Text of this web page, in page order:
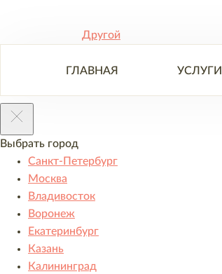
Другой
ГЛАВНАЯ УСЛУГИ
Выбрать город
Санкт-Петербург
Москва
Владивосток
Воронеж
Екатеринбург
Казань
Калининград